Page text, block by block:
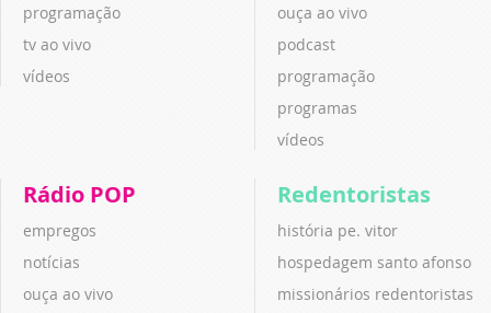
programação
tv ao vivo
vídeos
ouça ao vivo
podcast
programação
programas
vídeos
Rádio POP
empregos
notícias
ouça ao vivo
Redentoristas
história pe. vitor
hospedagem santo afonso
missionários redentoristas